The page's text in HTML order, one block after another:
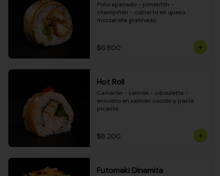
Pollo apanado - pimentón -
champiñón - cubierto en queso
mozzarella gratinado
$6.800
Hot Roll
Camarón - salmón - ciboulette -
envuelto en salmón cocido y pasta
picante
$8.200
Futomaki Dinamita